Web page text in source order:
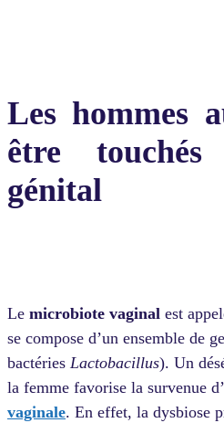
Les hommes
être
génital
Le microbiote vaginal est
se compose d’un ensemble de
bactéries Lactobacillus). Un
la femme favorise la survenue
vaginale. En effet, la dysbiose